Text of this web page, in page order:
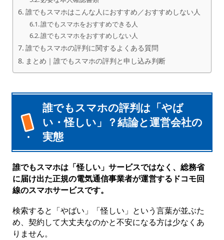
誰でもスマホはこんな人におすすめ／おすすめしない人
誰でもスマホをおすすめできる人
誰でもスマホをおすすめしない人
誰でもスマホの評判に関するよくある質問
まとめ｜誰でもスマホの評判と申し込み判断
誰でもスマホの評判は「やば
い・怪しい」？結論と運営会社の
実態
誰でもスマホは「怪しい」サービスではなく、総務省
に届け出た正規の電気通信事業者が運営するドコモ回
線のスマホサービスです。
検索すると「やばい」「怪しい」という言葉が並ぶた
め、契約して大丈夫なのかと不安になる方は少なくあ
りません。